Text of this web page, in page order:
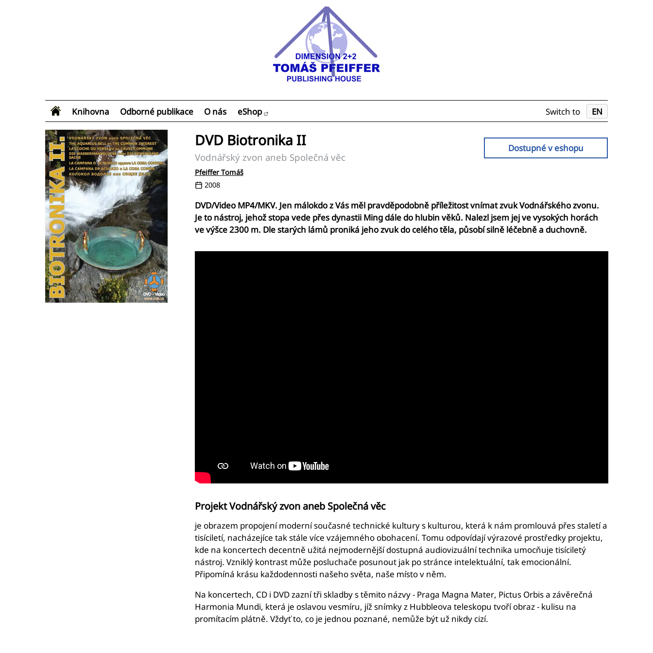
Knihovna Odborné publikace O nás eShop Switch to EN
DVD Biotronika II
Vodnářský zvon aneb Společná věc
Dostupné v eshopu
Pfeiffer Tomáš
2008
DVD/Video MP4/MKV. Jen málokdo z Vás měl pravděpodobně příležitost vnímat zvuk Vodnářského zvonu.
Je to nástroj, jehož stopa vede přes dynastii Ming dále do hlubin věků. Nalezl jsem jej ve vysokých horách
ve výšce 2300 m. Dle starých lámů proniká jeho zvuk do celého těla, působí silně léčebně a duchovně.
Projekt Vodnářský zvon aneb Společná věc
je obrazem propojení moderní současné technické kultury s kulturou, která k nám promlouvá přes staletí a
tisíciletí, nacházejíce tak stále více vzájemného obohacení. Tomu odpovídají výrazové prostředky projektu,
kde na koncertech decentně užitá nejmodernější dostupná audiovizuální technika umocňuje tisíciletý
nástroj. Vzniklý kontrast může posluchače posunout jak po stránce intelektuální, tak emocionální.
Připomíná krásu každodennosti našeho světa, naše místo v něm.
Na koncertech, CD i DVD zazní tři skladby s těmito názvy - Praga Magna Mater, Pictus Orbis a závěrečná
Harmonia Mundi, která je oslavou vesmíru, jíž snímky z Hubbleova teleskopu tvoří obraz - kulisu na
promítacím plátně. Vždyť to, co je jednou poznané, nemůže být už nikdy cizí.